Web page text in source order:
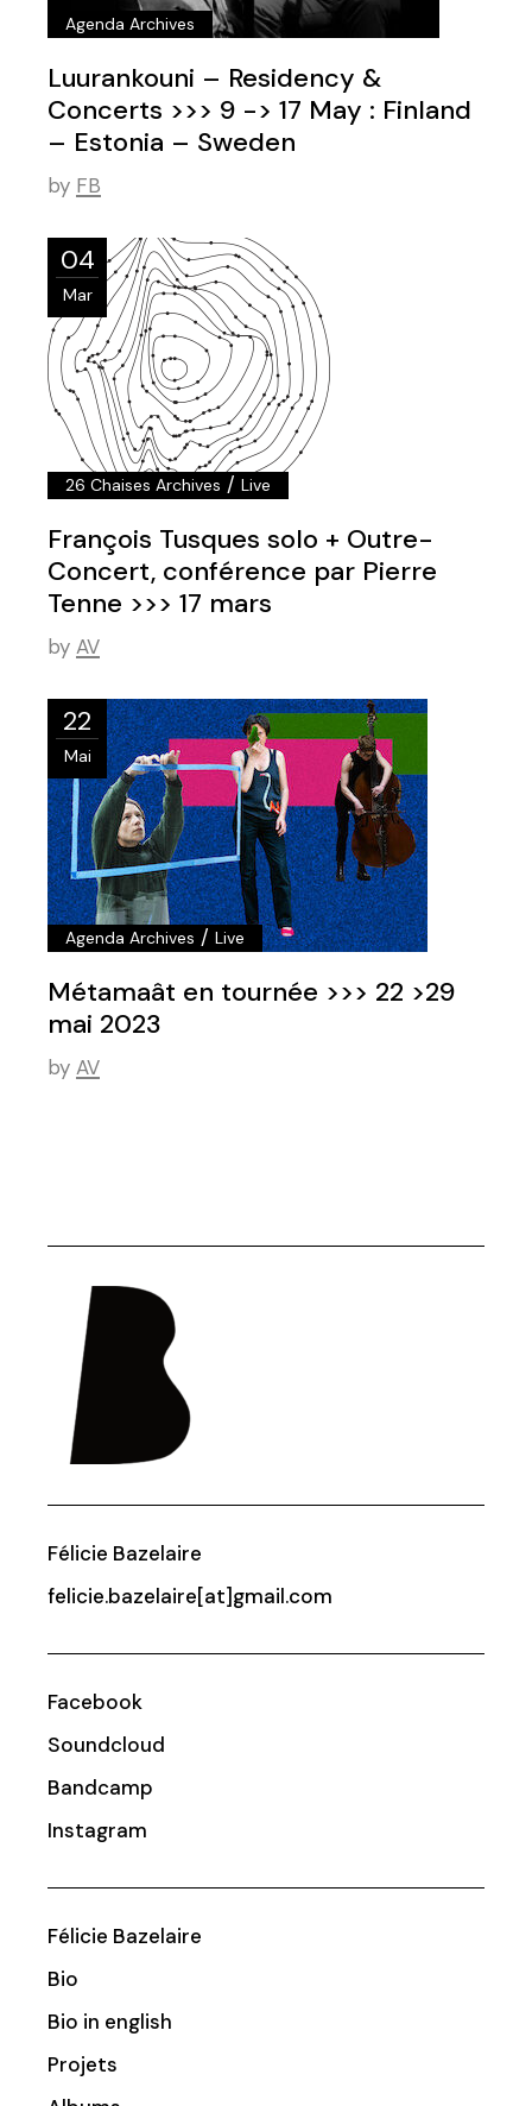
Agenda Archives
Luurankouni – Residency &
Concerts >>> 9 -> 17 May : Finland
– Estonia – Sweden
by FB
04
Mar
26 Chaises Archives /Live
François Tusques solo + Outre-
Concert, conférence par Pierre
Tenne >>> 17 mars
by AV
22
Mai
Agenda Archives /Live
Métamaât en tournée >>> 22 >29
mai 2023
by AV
Félicie Bazelaire
felicie.bazelaire[at]gmail.com
Facebook
Soundcloud
Bandcamp
Instagram
Félicie Bazelaire
Bio
Bio in english
Projets